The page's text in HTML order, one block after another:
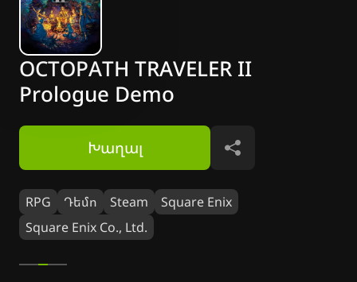
OCTOPATH TRAVELER II
Prologue Demo
RPG Դեմո Steam
Square Enix
Square Enix Co., Ltd.
Խաղալ Կիսվել